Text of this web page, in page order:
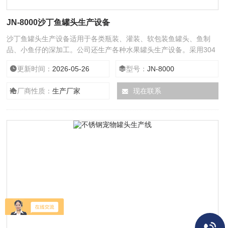
JN-8000沙丁鱼罐头生产设备
沙丁鱼罐头生产设备适用于各类瓶装、灌装、软包装鱼罐头、鱼制
品、小鱼仔的深加工。公司还生产各种水果罐头生产设备。采用304
更新时间： 2026-05-26 型号：JN-8000
厂商性质：生产厂家 现在联系